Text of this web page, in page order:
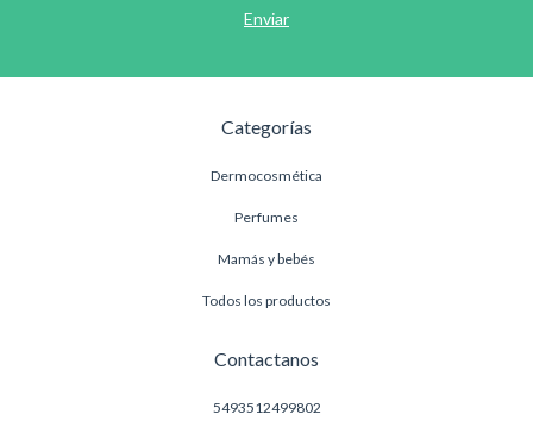
Categorías
Dermocosmética
Perfumes
Mamás y bebés
Todos los productos
Contactanos
5493512499802